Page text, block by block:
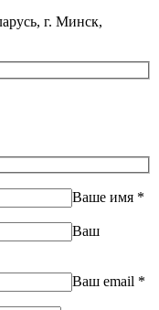
г. Минск,
Ваше имя *
Ваш
Ваш email *